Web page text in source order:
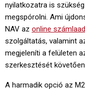
nyilatkozatra is
megspórolni. Ami
NAV az online
szolgáltatás, valamint
megjeleníti a felületen
szerkesztését
A harmadik opció az